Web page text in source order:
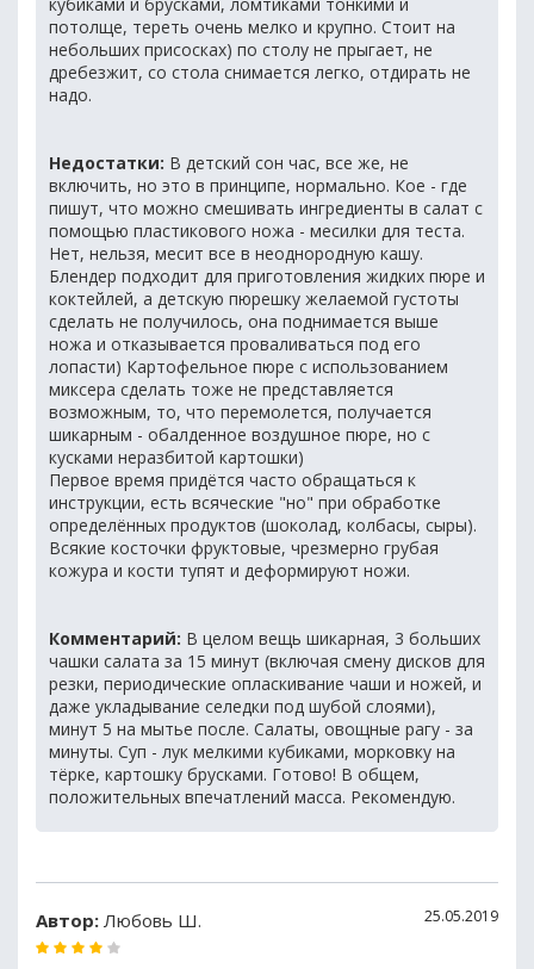
потолще, тереть очень мелко и крупно. Стоит на
небольших присосках) по столу не прыгает, не
дребезжит, со стола снимается легко, отдирать не
надо.
Недостатки: В детский сон час, все же, не
включить, но это в принципе, нормально. Кое - где
пишут, что можно смешивать ингредиенты в салат с
помощью пластикового ножа - месилки для теста.
Нет, нельзя, месит все в неоднородную кашу.
Блендер подходит для приготовления жидких пюре и
коктейлей, а детскую пюрешку желаемой густоты
сделать не получилось, она поднимается выше
ножа и отказывается проваливаться под его
лопасти) Картофельное пюре с использованием
миксера сделать тоже не представляется
возможным, то, что перемолется, получается
шикарным - обалденное воздушное пюре, но с
кусками неразбитой картошки)
Первое время придётся часто обращаться к
инструкции, есть всяческие "но" при обработке
определённых продуктов (шоколад, колбасы, сыры).
Всякие косточки фруктовые, чрезмерно грубая
кожура и кости тупят и деформируют ножи.
Комментарий: В целом вещь шикарная, 3 больших
чашки салата за 15 минут (включая смену дисков для
резки, периодические опласкивание чаши и ножей, и
даже укладывание селедки под шубой слоями),
минут 5 на мытье после. Салаты, овощные рагу - за
минуты. Суп - лук мелкими кубиками, морковку на
тёрке, картошку брусками. Готово! В общем,
положительных впечатлений масса. Рекомендую.
Автор: Любовь Ш. 25.05.2019